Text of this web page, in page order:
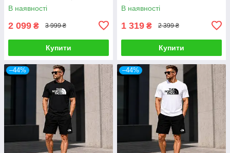
Штани на літо
В наявності
2 099 ₴ 3 999 ₴
Купити
Комплект Каппа
В наявності
1 319 ₴ 2 399 ₴
Купити
–44% –44%